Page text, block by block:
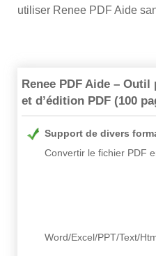
utiliser Renee PDF Aide
Renee PDF Aide –
et d’édition PDF (100
Support de divers
Convertir le fichier PDF
Word/Excel/PPT/Text/